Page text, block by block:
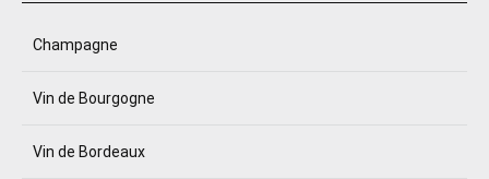
Champagne
Vin de Bourgogne
Vin de Bordeaux